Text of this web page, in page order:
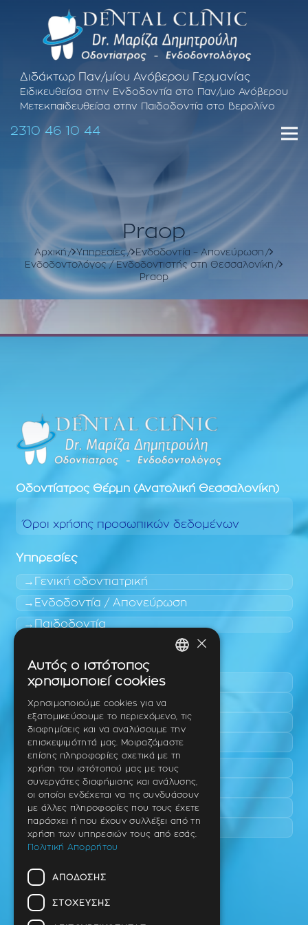
Διδάκτωρ Παν/μίου Ανόβερου Γερμανίας
Ειδικευθείσα στην Ενδοδοντία στο Παν/μιο Ανόβερου
Μετεκπαιδευθείσα στην Παιδοδοντία στο Βερολίνο
2310 46 10 44
Praop
Αρχική Υπηρεσίες
Ενδοδοντία – Απονεύρωση
Ενδοδοντολόγος / Ενδοδοντιστής στη Θεσσαλονίκη
Praop
Οδοντίατρος Θέρμη (Ανατολική Θεσσαλονίκη)
Όροι χρήσης προσωπικών δεδομένων
Υπηρεσίες
Γενική οδοντιατρική
Ενδοδοντία / Απονεύρωση
Παιδοδοντία
Πυλαία
Τριάδι
Νέο Ρύσιο
Επανομή
Περαία
Καλαμαριά
Πανόραμα
Χαριλάου
Ταβάκη – Θ. Λίτσα 10 (γωνία),
Θέρμη – Θεσσαλονίκη
T.K 57001
×
Αυτός ο ιστότοπος
χρησιμοποιεί cookies
Χρησιμοποιούμε cookies για να
εξατομικεύσουμε το περιεχόμενο, τις
διαφημίσεις και να αναλύσουμε την
επισκεψιμότητά μας. Μοιραζόμαστε
επίσης πληροφορίες σχετικά με τη
χρήση του ιστότοπού μας με τους
συνεργάτες διαφήμισης και ανάλυσης,
οι οποίοι ενδέχεται να τις συνδυάσουν
με άλλες πληροφορίες που τους έχετε
παράσχει ή που έχουν συλλέξει από τη
χρήση των υπηρεσιών τους από εσάς.
Πολιτική Απορρήτου
ΑΠΌΔΟΣΗΣ
ΣΤΌΧΕΥΣΗΣ